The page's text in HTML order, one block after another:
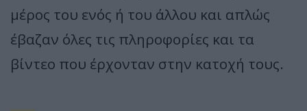
μέρος του ενός ή του άλλου και απλώς
έβαζαν όλες τις πληροφορίες και τα
βίντεο που έρχονταν στην κατοχή τους.